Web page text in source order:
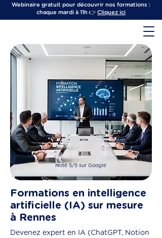
Webinaire gratuit pour découvrir nos formations :
chaque mardi à 11h 👉 Cliquez ici
Noté 5/5 sur Google
Formations en intelligence
artificielle (IA) sur mesure
à Rennes
Devenez expert en IA (ChatGPT, Notion